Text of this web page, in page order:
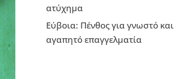
ατύχημα
Εύβοια: Πένθος για γνωστό και
αγαπητό επαγγελματία